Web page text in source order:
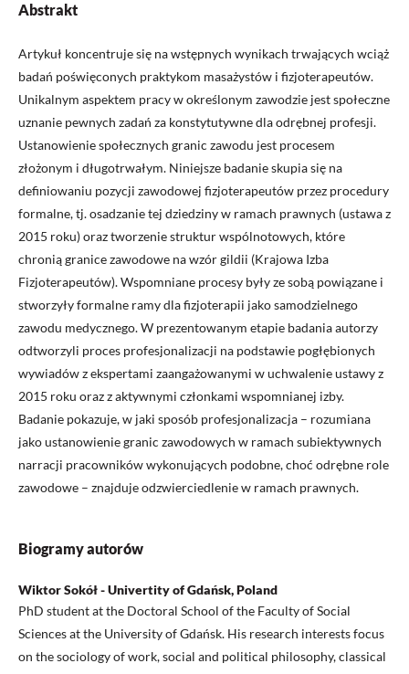
Abstrakt
Artykuł koncentruje się na wstępnych wynikach trwających wciąż
badań poświęconych praktykom masażystów i fizjoterapeutów.
Unikalnym aspektem pracy w określonym zawodzie jest społeczne
uznanie pewnych zadań za konstytutywne dla odrębnej profesji.
Ustanowienie społecznych granic zawodu jest procesem
złożonym i długotrwałym. Niniejsze badanie skupia się na
definiowaniu pozycji zawodowej fizjoterapeutów przez procedury
formalne, tj. osadzanie tej dziedziny w ramach prawnych (ustawa z
2015 roku) oraz tworzenie struktur wspólnotowych, które
chronią granice zawodowe na wzór gildii (Krajowa Izba
Fizjoterapeutów). Wspomniane procesy były ze sobą powiązane i
stworzyły formalne ramy dla fizjoterapii jako samodzielnego
zawodu medycznego. W prezentowanym etapie badania autorzy
odtworzyli proces profesjonalizacji na podstawie pogłębionych
wywiadów z ekspertami zaangażowanymi w uchwalenie ustawy z
2015 roku oraz z aktywnymi członkami wspomnianej izby.
Badanie pokazuje, w jaki sposób profesjonalizacja – rozumiana
jako ustanowienie granic zawodowych w ramach subiektywnych
narracji pracowników wykonujących podobne, choć odrębne role
zawodowe – znajduje odzwierciedlenie w ramach prawnych.
Biogramy autorów
Wiktor Sokół - Univertity of Gdańsk, Poland
PhD student at the Doctoral School of the Faculty of Social
Sciences at the University of Gdańsk. His research interests focus
on the sociology of work, social and political philosophy, classical